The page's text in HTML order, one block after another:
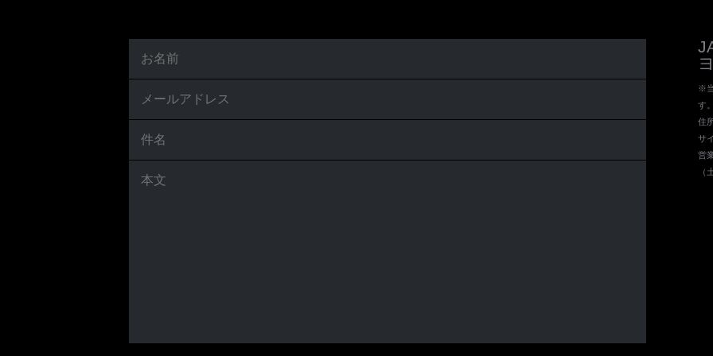
※
す
住
サ
営
（